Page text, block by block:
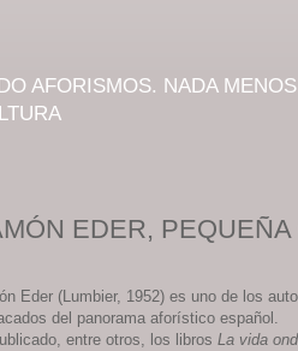
AFORISMOS. NADA
EDER,
Eder (Lumbier, 1952) es uno de los
del panorama aforístico español.
entre otros, los libros La vida